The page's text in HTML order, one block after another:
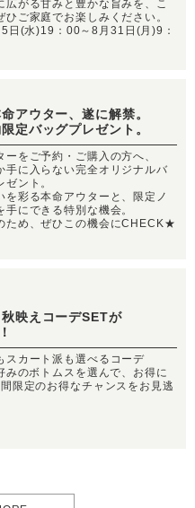
広がる甘みと豊かな旨みを、こ
ひご家庭でお楽しみください。
日(水)19：00～8月31日(月)9：
アウター、遂に解禁。
定バッグプレゼント。
ーをご予約・ご購入の方へ、
手に入らない完全オリジナルバ
ゼント。
を彩る本命アウターと、限定ノ
手にできる特別な機会。
ため、ぜひこの機会にCHECK★
映えコーデSETが
スカート派も選べるコーデ
みのボトムスを選んで、お得に
限定のお得なチャンスをお見逃